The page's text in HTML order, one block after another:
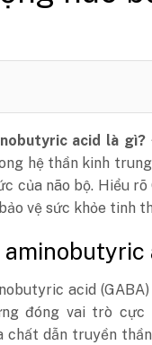
acid là gì?
hệ thần kinh
của não bộ. Hiểu
vệ sức khỏe tinh
aminobutyric
acid
đóng vai trò
chất dẫn truyền